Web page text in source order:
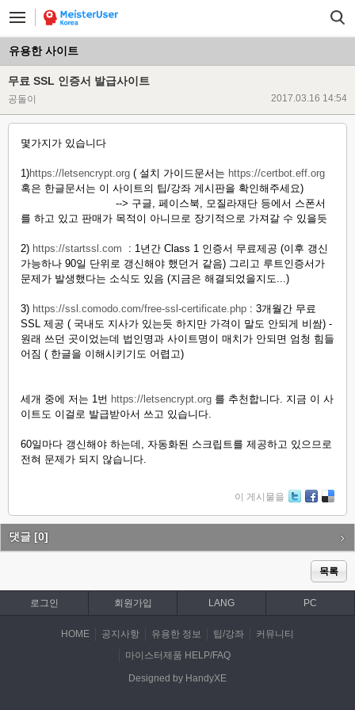
유용한 사이트
무료 SSL 인증서 발급사이트
공돌이 2017.03.16 14:54
몇가지가 있습니다
1)https://letsencrypt.org ( 설치 가이드문서는 https://certbot.eff.org
혹은 한글문서는 이 사이트의 팁/강좌 게시판을 확인해주세요)
--> 구글, 페이스북, 모질라재단 등에서 스폰서
를 하고 있고 판매가 목적이 아니므로 장기적으로 가져갈 수 있을듯
2) https://startssl.com : 1년간 Class 1 인증서 무료제공 (이후 갱신
가능하나 90일 단위로 갱신해야 했던거 같음) 그리고 루트인증서가
문제가 발생했다는 소식도 있음 (지금은 해결되었을지도...)
3) https://ssl.comodo.com/free-ssl-certificate.php : 3개월간 무료
SSL 제공 ( 국내도 지사가 있는듯 하지만 가격이 말도 안되게 비쌈) -
원래 쓰던 곳이었는데 법인명과 사이트명이 매치가 안되면 엄청 힘들
어짐 ( 한글을 이해시키기도 어렵고)
세개 중에 저는 1번 https://letsencrypt.org 를 추천합니다. 지금 이 사
이트도 이걸로 발급받아서 쓰고 있습니다.
60일마다 갱신해야 하는데, 자동화된 스크립트를 제공하고 있으므로
전혀 문제가 되지 않습니다.
이 게시물을
itte ce lici
댓글 [0]
목록
로그인 회원가입 LANG PC
HOME 공지사항 유용한 정보 팁/강좌
커뮤니티
마이스터제품 HELP/FAQ
Designed by HandyXE